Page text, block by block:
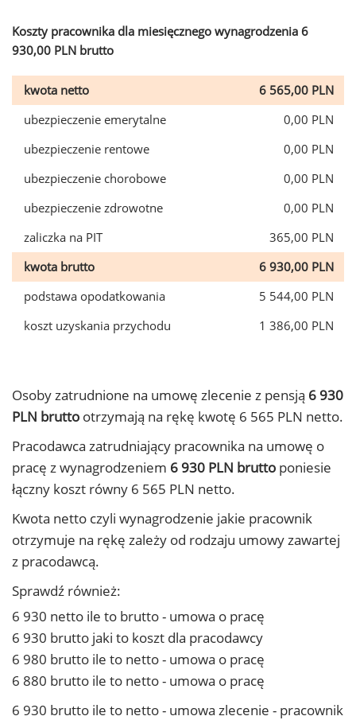
Koszty pracownika dla miesięcznego wynagrodzenia 6
930,00 PLN brutto
kwota netto
6 565,00 PLN
ubezpieczenie emerytalne
0,00 PLN
ubezpieczenie rentowe
0,00 PLN
ubezpieczenie chorobowe
0,00 PLN
ubezpieczenie zdrowotne
0,00 PLN
zaliczka na PIT
365,00 PLN
kwota brutto
6 930,00 PLN
podstawa opodatkowania
5 544,00 PLN
koszt uzyskania przychodu
1 386,00 PLN
Osoby zatrudnione na umowę zlecenie z pensją 6 930
PLN brutto otrzymają na rękę kwotę 6 565 PLN netto.
Pracodawca zatrudniający pracownika na umowę o
pracę z wynagrodzeniem 6 930 PLN brutto poniesie
łączny koszt równy 6 565 PLN netto.
Kwota netto czyli wynagrodzenie jakie pracownik
otrzymuje na rękę zależy od rodzaju umowy zawartej
z pracodawcą.
Sprawdź również:
6 930 netto ile to brutto - umowa o pracę
6 930 brutto jaki to koszt dla pracodawcy
6 980 brutto ile to netto - umowa o pracę
6 880 brutto ile to netto - umowa o pracę
6 930 brutto ile to netto - umowa zlecenie - pracownik